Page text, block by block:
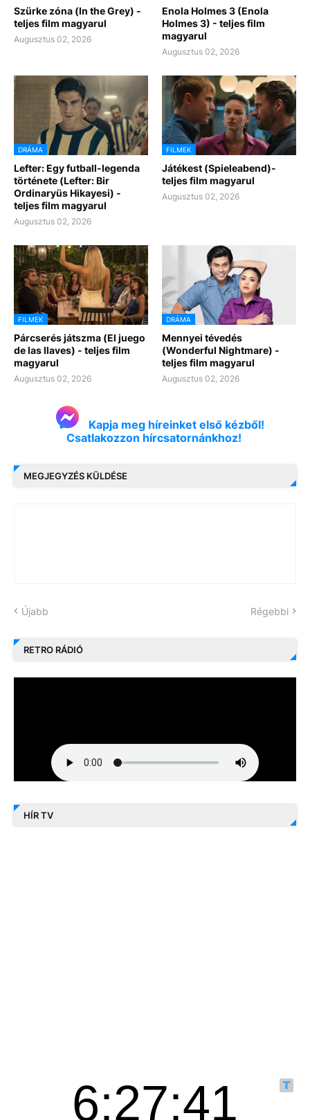
Szürke zóna (In the Grey) -
teljes film magyarul
Augusztus 02, 2026
Enola Holmes 3 (Enola
Holmes 3) - teljes film
magyarul
Augusztus 02, 2026
DRÁMA
Lefter: Egy futball-legenda
története (Lefter: Bir
Ordinaryüs Hikayesi) -
teljes film magyarul
Augusztus 02, 2026
FILMEK
Játékest (Spieleabend)-
teljes film magyarul
Augusztus 02, 2026
FILMEK
Párcserés játszma (El juego
de las llaves) - teljes film
magyarul
Augusztus 02, 2026
DRÁMA
Mennyei tévedés
(Wonderful Nightmare) -
teljes film magyarul
Augusztus 02, 2026
Kapja meg híreinket első kézből!
Csatlakozzon hírcsatornánkhoz!
MEGJEGYZÉS KÜLDÉSE
Újabb Régebbi
RETRO RÁDIÓ
HÍR TV